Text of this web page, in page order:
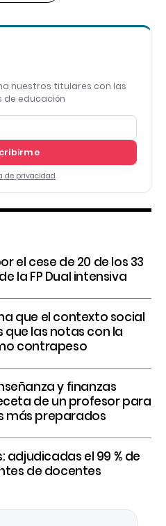
nuestros titulares con las
educación
de privacidad
el cese de 20 de los 33
la FP Dual intensiva
que el contexto social
las notas con la
contrapeso
y finanzas
de un profesor para
más preparados
adjudicadas el 99 % de
de docentes